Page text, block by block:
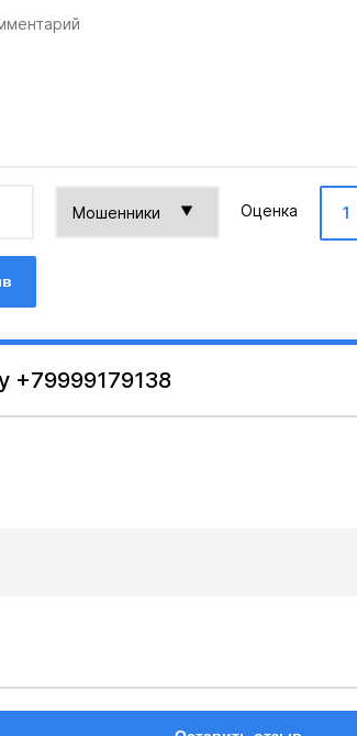
Оценка 1
+79999179138